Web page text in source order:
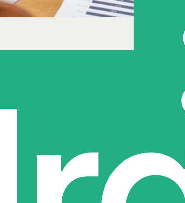
een
data, zoals bezettingsmetingen,